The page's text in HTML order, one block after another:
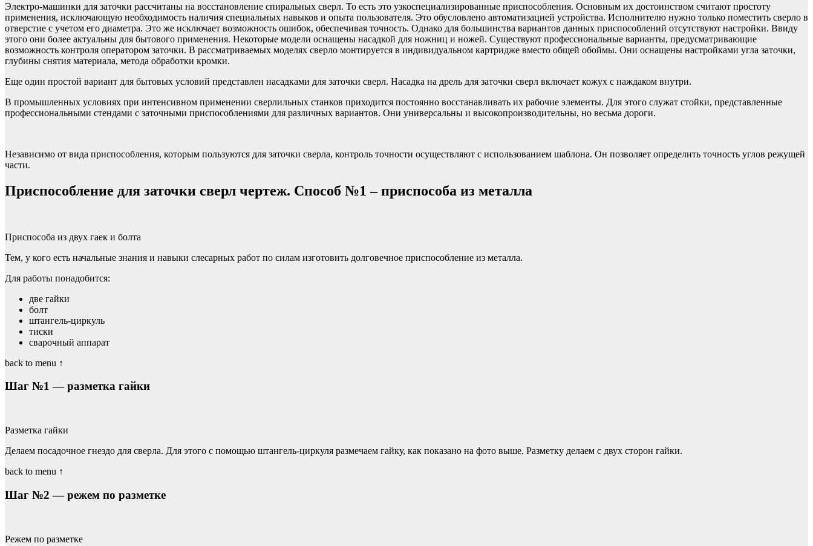
Электро-машинки для заточки рассчитаны на восстановление спиральных сверл. То есть это узкоспециализированные приспособления. Основным их достоинством считают простоту
применения, исключающую необходимость наличия специальных навыков и опыта пользователя. Это обусловлено автоматизацией устройства. Исполнителю нужно только поместить сверло в
отверстие с учетом его диаметра. Это же исключает возможность ошибок, обеспечивая точность. Однако для большинства вариантов данных приспособлений отсутствуют настройки. Ввиду
этого они более актуальны для бытового применения. Некоторые модели оснащены насадкой для ножниц и ножей. Существуют профессиональные варианты, предусматривающие
возможность контроля оператором заточки. В рассматриваемых моделях сверло монтируется в индивидуальном картридже вместо общей обоймы. Они оснащены настройками угла заточки,
глубины снятия материала, метода обработки кромки.
Еще один простой вариант для бытовых условий представлен насадками для заточки сверл. Насадка на дрель для заточки сверл включает кожух с наждаком внутри.
В промышленных условиях при интенсивном применении сверлильных станков приходится постоянно восстанавливать их рабочие элементы. Для этого служат стойки, представленные
профессиональными стендами с заточными приспособлениями для различных вариантов. Они универсальны и высокопроизводительны, но весьма дороги.
Независимо от вида приспособления, которым пользуются для заточки сверла, контроль точности осуществляют с использованием шаблона. Он позволяет определить точность углов режущей
части.
Приспособление для заточки сверл чертеж. Способ №1 – приспособа из металла
Приспособа из двух гаек и болта
Тем, у кого есть начальные знания и навыки слесарных работ по силам изготовить долговечное приспособление из металла.
Для работы понадобится:
две гайки
болт
штангель-циркуль
тиски
сварочный аппарат
back to menu ↑
Шаг №1 — разметка гайки
Разметка гайки
Делаем посадочное гнездо для сверла. Для этого с помощью штангель-циркуля размечаем гайку, как показано на фото выше. Разметку делаем с двух сторон гайки.
back to menu ↑
Шаг №2 — режем по разметке
Режем по разметке